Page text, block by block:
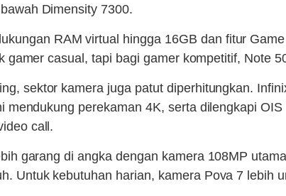
Dimensity 7300.
RAM virtual hingga 16GB dan fitur
gamer casual, tapi bagi gamer kompetitif, Note
sektor kamera juga patut diperhitungkan.
mendukung perekaman 4K, serta dilengkapi
call.
garang di angka dengan kamera 108MP
Untuk kebutuhan harian, kamera Pova 7 lebih